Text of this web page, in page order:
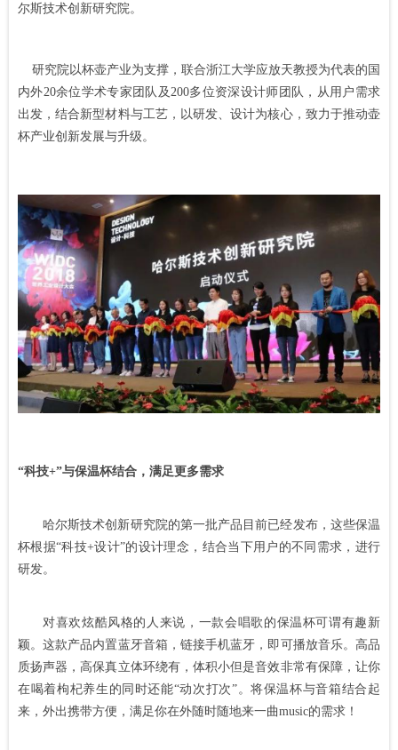
尔斯技术创新研究院。
研究院以杯壶产业为支撑，联合浙江大学应放天教授为代表的国
内外20余位学术专家团队及200多位资深设计师团队，从用户需求
出发，结合新型材料与工艺，以研发、设计为核心，致力于推动壶
杯产业创新发展与升级。
“科技+”与保温杯结合，满足更多需求
哈尔斯技术创新研究院的第一批产品目前已经发布，这些保温
杯根据“科技+设计”的设计理念，结合当下用户的不同需求，进行
研发。
对喜欢炫酷风格的人来说，一款会唱歌的保温杯可谓有趣新
颖。这款产品内置蓝牙音箱，链接手机蓝牙，即可播放音乐。高品
质扬声器，高保真立体环绕有，体积小但是音效非常有保障，让你
在喝着枸杞养生的同时还能“动次打次”。将保温杯与音箱结合起
来，外出携带方便，满足你在外随时随地来一曲music的需求！